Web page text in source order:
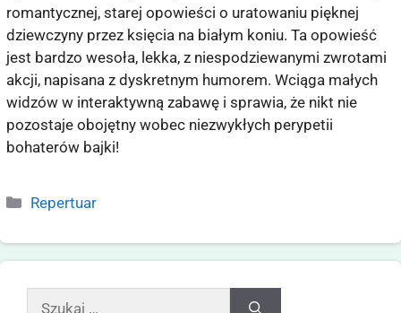
romantycznej, starej opowieści o uratowaniu pięknej
dziewczyny przez księcia na białym koniu. Ta opowieść
jest bardzo wesoła, lekka, z niespodziewanymi zwrotami
akcji, napisana z dyskretnym humorem. Wciąga małych
widzów w interaktywną zabawę i sprawia, że nikt nie
pozostaje obojętny wobec niezwykłych perypetii
bohaterów bajki!
Repertuar